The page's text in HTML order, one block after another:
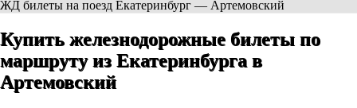
ЖД билеты на поезд Екатеринбург — Артемовский
Купить железнодорожные билеты по
маршруту из Екатеринбурга в
Артемовский